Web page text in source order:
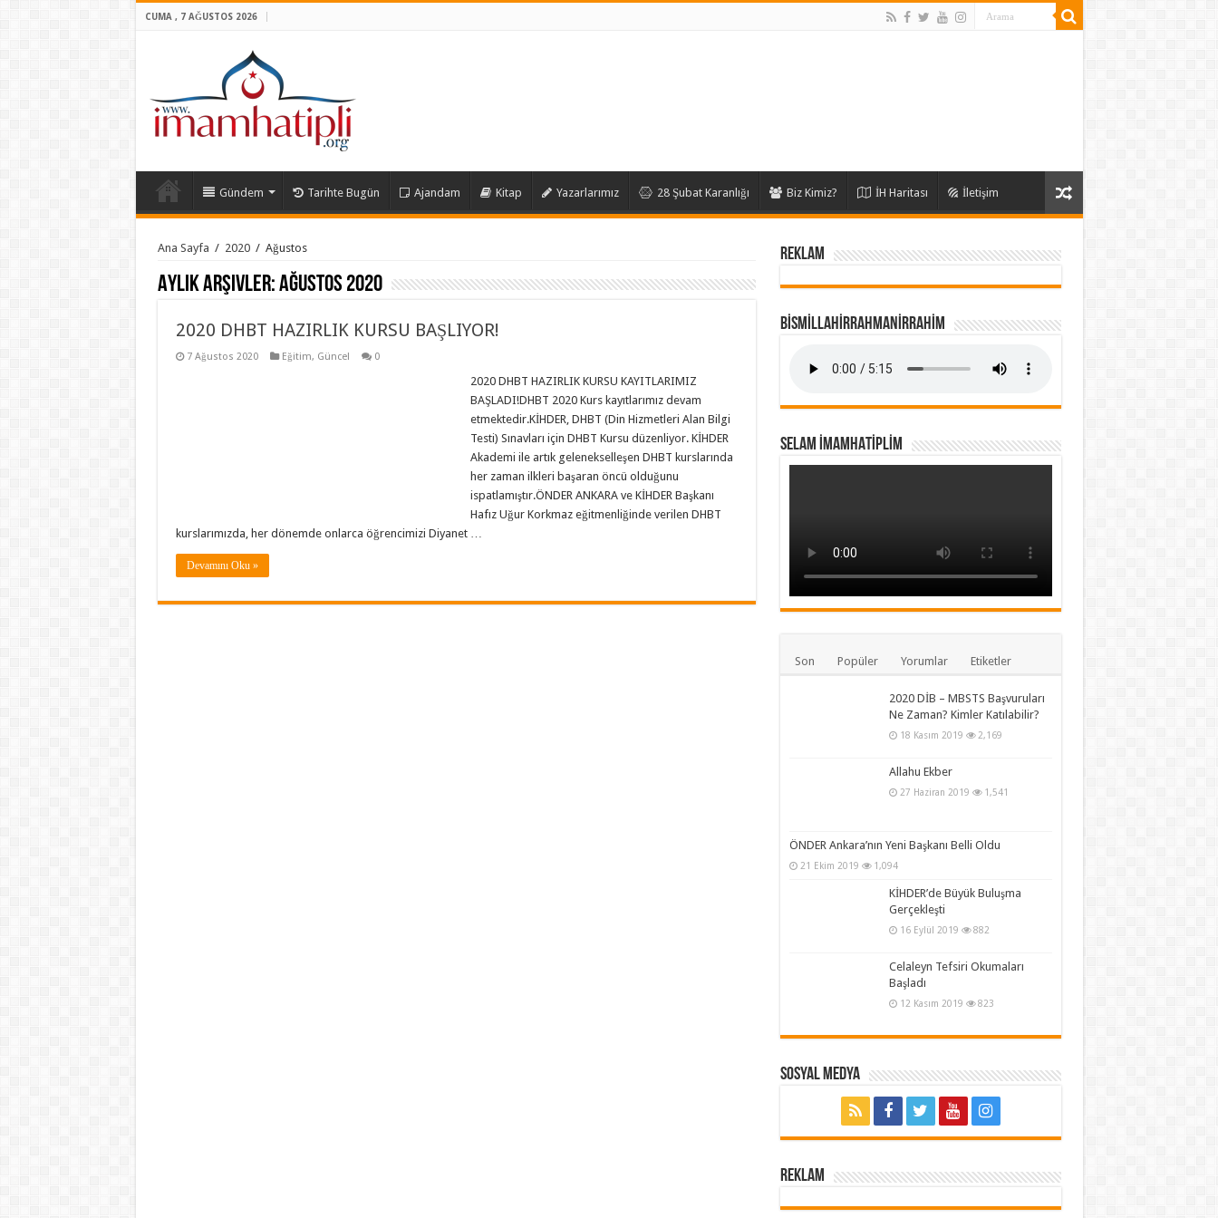
CUMA , 7 AĞUSTOS 2026
Gündem Tarihte Bugün Ajandam Kitap Yazarlarımız 28 Şubat Karanlığı Biz Kimiz? İH Haritası İletişim
Ana Sayfa / 2020 / Ağustos
Aylık Arşivler:Ağustos 2020
2020 DHBT HAZIRLIK KURSU BAŞLIYOR!
7 Ağustos 2020 Eğitim, Güncel 0
2020 DHBT HAZIRLIK KURSU KAYITLARIMIZ
BAŞLADI!DHBT 2020 Kurs kayıtlarımız devam
etmektedir.KİHDER, DHBT (Din Hizmetleri Alan Bilgi
Testi) Sınavları için DHBT Kursu düzenliyor. KİHDER
Akademi ile artık gelenekselleşen DHBT kurslarında
her zaman ilkleri başaran öncü olduğunu
ispatlamıştır.ÖNDER ANKARA ve KİHDER Başkanı
Hafız Uğur Korkmaz eğitmenliğinde verilen DHBT
kurslarımızda, her dönemde onlarca öğrencimizi Diyanet …
Devamını Oku »
REKLAM
BİSMİLLAHİRRAHMANİRRAHİM
SELAM İMAMHATİPLİM
Son Popüler Yorumlar Etiketler
2020 DİB – MBSTS Başvuruları
Ne Zaman? Kimler Katılabilir?
18 Kasım 2019 2,169
Allahu Ekber
27 Haziran 2019 1,541
ÖNDER Ankara’nın Yeni Başkanı Belli Oldu
21 Ekim 2019 1,094
KİHDER’de Büyük Buluşma
Gerçekleşti
16 Eylül 2019 882
Celaleyn Tefsiri Okumaları
Başladı
12 Kasım 2019 823
Sosyal Medya
REKLAM